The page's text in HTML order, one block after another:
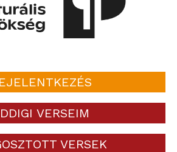
VERSEIM
VERSEK